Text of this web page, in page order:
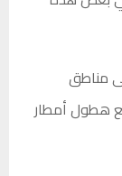
مناطق
هطول أمطار